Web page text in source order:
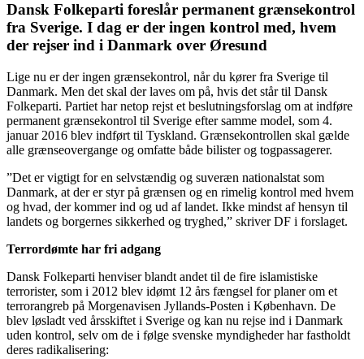
Dansk Folkeparti foreslår permanent grænsekontrol
fra Sverige. I dag er der ingen kontrol med, hvem
der rejser ind i Danmark over Øresund
Lige nu er der ingen grænsekontrol, når du kører fra Sverige til
Danmark. Men det skal der laves om på, hvis det står til Dansk
Folkeparti. Partiet har netop rejst et beslutningsforslag om at indføre
permanent grænsekontrol til Sverige efter samme model, som 4.
januar 2016 blev indført til Tyskland. Grænsekontrollen skal gælde
alle grænseovergange og omfatte både bilister og togpassagerer.
”Det er vigtigt for en selvstændig og suveræn nationalstat som
Danmark, at der er styr på grænsen og en rimelig kontrol med hvem
og hvad, der kommer ind og ud af landet. Ikke mindst af hensyn til
landets og borgernes sikkerhed og tryghed,” skriver DF i forslaget.
Terrordømte har fri adgang
Dansk Folkeparti henviser blandt andet til de fire islamistiske
terrorister, som i 2012 blev idømt 12 års fængsel for planer om et
terrorangreb på Morgenavisen Jyllands-Posten i København. De
blev løsladt ved årsskiftet i Sverige og kan nu rejse ind i Danmark
uden kontrol, selv om de i følge svenske myndigheder har fastholdt
deres radikalisering: